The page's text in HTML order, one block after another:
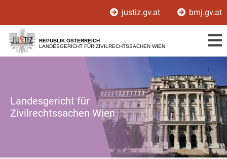
[1]
[2]
justiz.gv.at bmj.gv.at
REPUBLIK ÖSTERREICH
LANDESGERICHT FÜR ZIVILRECHTSSACHEN WIEN
Landesgericht für
Zivilrechtssachen Wien